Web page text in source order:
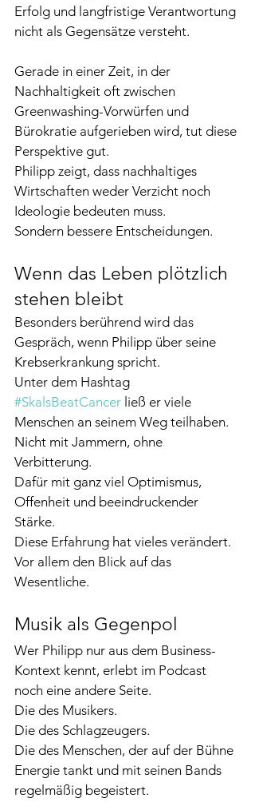
Erfolg und langfristige Verantwortung
nicht als Gegensätze versteht.
Gerade in einer Zeit, in der
Nachhaltigkeit oft zwischen
Greenwashing-Vorwürfen und
Bürokratie aufgerieben wird, tut diese
Perspektive gut.
Philipp zeigt, dass nachhaltiges
Wirtschaften weder Verzicht noch
Ideologie bedeuten muss.
Sondern bessere Entscheidungen.
Wenn das Leben plötzlich
stehen bleibt
Besonders berührend wird das
Gespräch, wenn Philipp über seine
Krebserkrankung spricht.
Unter dem Hashtag
#SkalsBeatCancer ließ er viele
Menschen an seinem Weg teilhaben.
Nicht mit Jammern, ohne
Verbitterung.
Dafür mit ganz viel Optimismus,
Offenheit und beeindruckender
Stärke.
Diese Erfahrung hat vieles verändert.
Vor allem den Blick auf das
Wesentliche.
Musik als Gegenpol
Wer Philipp nur aus dem Business-
Kontext kennt, erlebt im Podcast
noch eine andere Seite.
Die des Musikers.
Die des Schlagzeugers.
Die des Menschen, der auf der Bühne
Energie tankt und mit seinen Bands
regelmäßig begeistert.